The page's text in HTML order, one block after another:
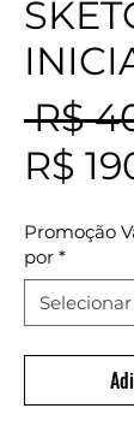
R$
R$
Promoção
por *